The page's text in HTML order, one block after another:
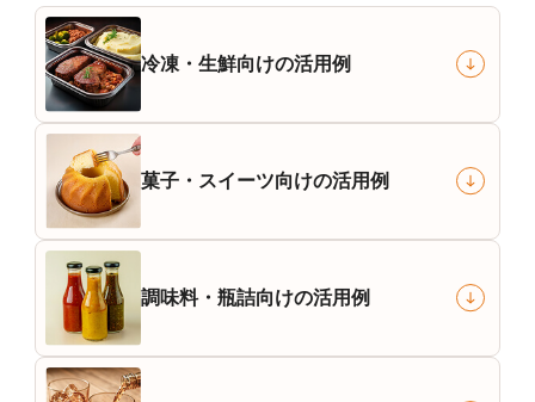
冷凍・生鮮向けの活用例
菓子・スイーツ向けの活用例
調味料・瓶詰向けの活用例